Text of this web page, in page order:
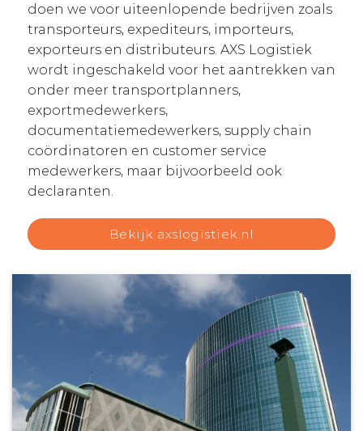
doen we voor uiteenlopende bedrijven zoals
transporteurs, expediteurs, importeurs,
exporteurs en distributeurs. AXS Logistiek
wordt ingeschakeld voor het aantrekken van
onder meer transportplanners,
exportmedewerkers,
documentatiemedewerkers, supply chain
coördinatoren en customer service
medewerkers, maar bijvoorbeeld ook
declaranten.
Bekijk axslogistiek.nl